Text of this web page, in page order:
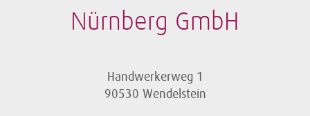
Nürnberg GmbH
Handwerkerweg 1
90530 Wendelstein